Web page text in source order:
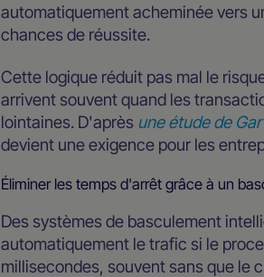
automatiquement acheminée vers
chances de réussite.
Cette logique réduit pas mal le
arrivent souvent quand les
lointaines. D'après une étude de
devient une exigence pour les
Éliminer les temps d'arrêt grâce à un
Des systèmes de basculement
automatiquement le trafic si le
millisecondes, souvent sans que le